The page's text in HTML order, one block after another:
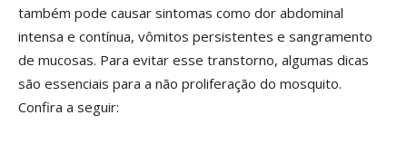
também pode causar sintomas como dor abdominal
intensa e contínua, vômitos persistentes e sangramento
de mucosas. Para evitar esse transtorno, algumas dicas
são essenciais para a não proliferação do mosquito.
Confira a seguir: